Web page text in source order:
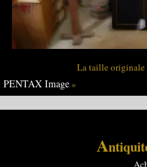
La taille originale
PENTAX Image»
A